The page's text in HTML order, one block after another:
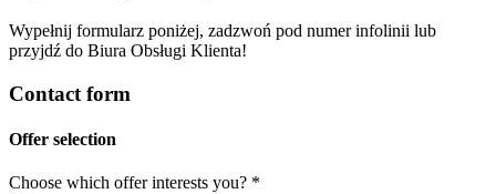
Sformatowany
tekst
Wypełnij formularz poniżej, zadzwoń pod numer infolinii lub
przyjdź do Biura Obsługi Klienta!
Form
Contact form
Offer selection
Choose which offer interests you? *